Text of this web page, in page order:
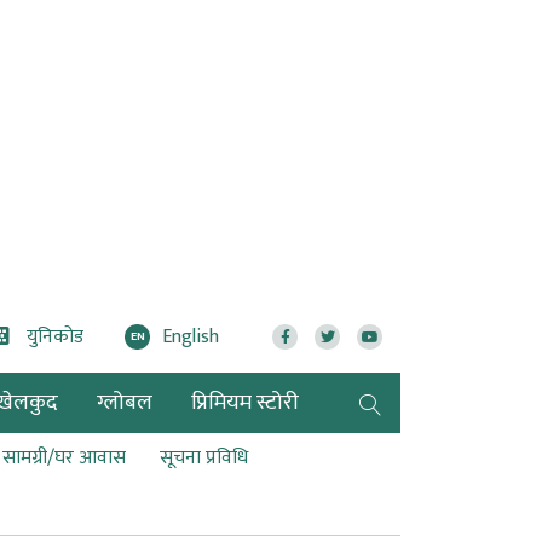
युनिकोड EN English
ग्लोबल प्रिमियम स्टोरी
सामग्री/घर आवास सूचना प्रविधि